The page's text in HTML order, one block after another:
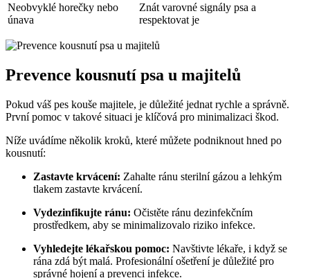
Neobvyklé horečky nebo
⁤únava
Znát varovné signály‍ psa a
respektovat je
Prevence kousnutí ​psa u majitelů
Pokud‍ váš pes kouše majitele,‍ je ⁣důležité⁢ jednat⁤ rychle a⁤ správně.
První pomoc ⁤v ​takové situaci je ‍klíčová ⁢pro minimalizaci škod.
Níže ​uvádíme​ několik ​kroků, které⁣ můžete podniknout hned po
kousnutí:
Zastavte krvácení: Zahalte ránu sterilní ‌gázou ‍a lehkým
tlakem zastavte krvácení.
Vydezinfikujte‍ ránu: ⁤Očistěte ránu dezinfekčním
prostředkem, aby ‌se minimalizovalo ​riziko infekce.
Vyhledejte⁣ lékařskou pomoc: Navštivte​ lékaře, ‌i ⁢když se
⁢rána zdá být malá. Profesionální ošetření⁣ je ⁢důležité ​pro
‌správné⁤ hojení‌ a prevenci infekce.